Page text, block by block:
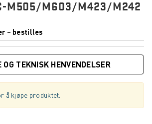
M505/M603/M423/M242
– bestilles
OG TEKNISK HENVENDELSER
å kjøpe produktet.